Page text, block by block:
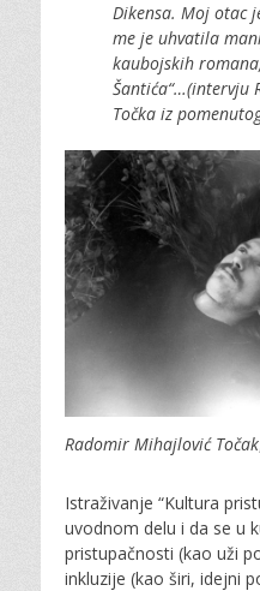
Dikensa. Moj otac
me je uhvatila
kaubojskih
Šantića“…(intervju
Točka iz
Radomir Mihajlović Točak
Istraživanje “Kultura
uvodnom delu i da se u
pristupačnosti (kao uži
inkluzije (kao širi, idejni